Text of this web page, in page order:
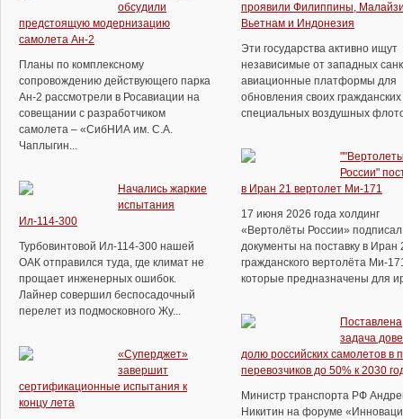
обсудили
предстоящую модернизацию
самолета Ан-2
Планы по комплексному
сопровождению действующего парка
Ан-2 рассмотрели в Росавиации на
совещании с разработчиком
самолета – «СибНИА им. С.А.
Чаплыгин...
Начались жаркие
испытания
Ил-114-300
Турбовинтовой Ил-114-300 нашей
ОАК отправился туда, где климат не
прощает инженерных ошибок.
Лайнер совершил беспосадочный
перелет из подмосковного Жу...
«Суперджет»
завершит
сертификационные испытания к
концу лета
проявили Филиппины,
Вьетнам и Индонезия
Эти государства активно ищут
независимые от западных
авиационные платформы для
обновления своих
специальных воздушных
России"
в Иран 21 вертолет Ми-171
17 июня 2026 года холдинг
«Вертолёты России» подписал
документы на поставку в Иран
гражданского вертолёта Ми-
которые предназначены для
Поставлена
задача
долю российских самолетов в
перевозчиков до 50% к 2030
Министр транспорта РФ
Никитин на форуме